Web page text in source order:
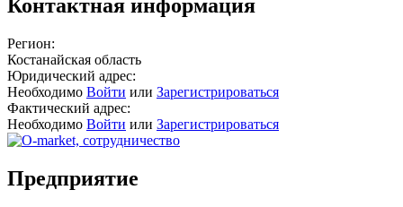
Контактная информация
Регион:
Костанайская область
Юридический адрес:
Необходимо Войти или Зарегистрироваться
Фактический адрес:
Необходимо Войти или Зарегистрироваться
Предприятие